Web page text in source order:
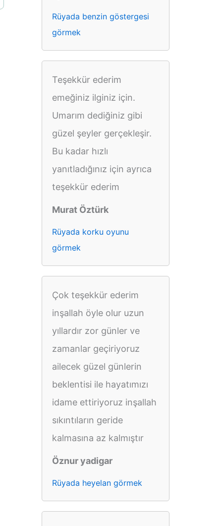
Rüyada benzin göstergesi
görmek
Teşekkür ederim
emeğiniz ilginiz için.
Umarım dediğiniz gibi
güzel şeyler gerçekleşir.
Bu kadar hızlı
yanıtladığınız için ayrıca
teşekkür ederim
Murat Öztürk
Rüyada korku oyunu
görmek
Çok teşekkür ederim
inşallah öyle olur uzun
yıllardır zor günler ve
zamanlar geçiriyoruz
ailecek güzel günlerin
beklentisi ile hayatımızı
idame ettiriyoruz inşallah
sıkıntıların geride
kalmasına az kalmıştır
Öznur yadigar
Rüyada heyelan görmek